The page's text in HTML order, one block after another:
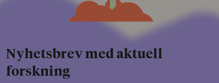
Nyhetsbrev med aktuell
forskning